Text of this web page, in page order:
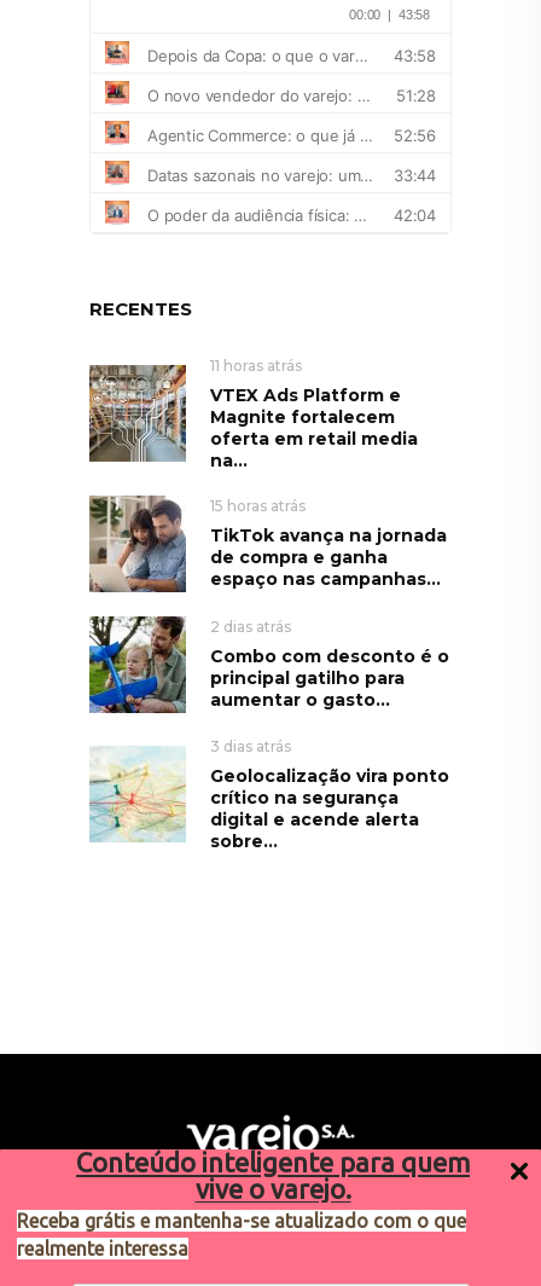
Conteúdo inteligente para quem
vive o varejo.
Receba grátis e mantenha-se atualizado com o que
realmente interessa
RECENTES
11 horas atrás
VTEX Ads Platform e
Magnite fortalecem
oferta em retail media
na...
15 horas atrás
TikTok avança na jornada
de compra e ganha
espaço nas campanhas...
2 dias atrás
Combo com desconto é o
principal gatilho para
aumentar o gasto...
3 dias atrás
Geolocalização vira ponto
crítico na segurança
digital e acende alerta
sobre...
Sugestões de pauta